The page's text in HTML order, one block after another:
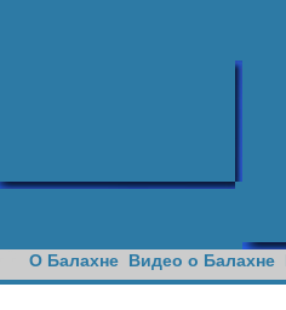
О Балахне Видео о Балахне